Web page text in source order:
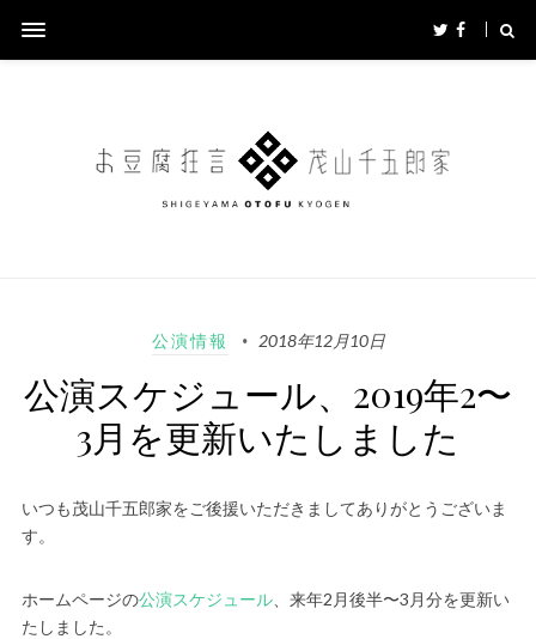
公演情報 2018年12月10日
公演スケジュール、2019年2〜
3月を更新いたしました
いつも茂山千五郎家をご後援いただきましてありがとうございま
す。
ホームページの公演スケジュール、来年2月後半〜3月分を更新い
たしました。